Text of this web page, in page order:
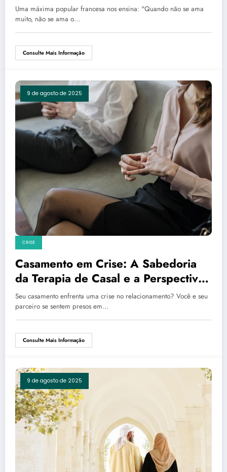
Confiança
Uma máxima popular francesa nos ensina: "Quando não se ama
muito, não se ama o…
Consulte Mais Informação
9 de agosto de 2025
CRISE
Casamento em Crise: A Sabedoria
da Terapia de Casal e a Perspectiva
da Fé
Seu casamento enfrenta uma crise no relacionamento? Você e seu
parceiro se sentem presos em…
Consulte Mais Informação
9 de agosto de 2025